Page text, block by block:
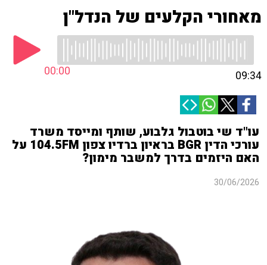
מאחורי הקלעים של הנדל"ן
00:00 09:34
עו"ד שי בוטבול גלבוע, שותף ומייסד משרד
עורכי הדין BGR בראיון ברדיו צפון 104.5FM על
האם היזמים בדרך למשבר מימון?
30/06/2026